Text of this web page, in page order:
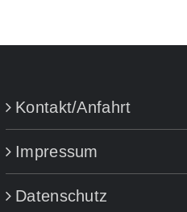
Kontakt/Anfahrt
Impressum
Datenschutz